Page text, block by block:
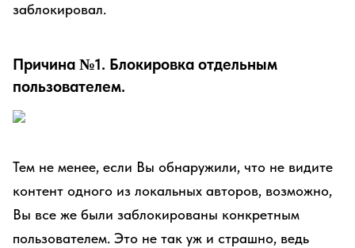
заблокировал.
Причина №1. Блокировка отдельным
пользователем.
Тем не менее, если Вы обнаружили, что не видите
контент одного из локальных авторов, возможно,
Вы все же были заблокированы конкретным
пользователем. Это не так уж и страшно, ведь